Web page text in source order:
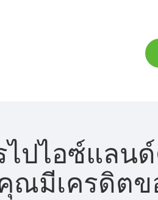
ปไอซ์แลนด์
ณมีเครดิตข